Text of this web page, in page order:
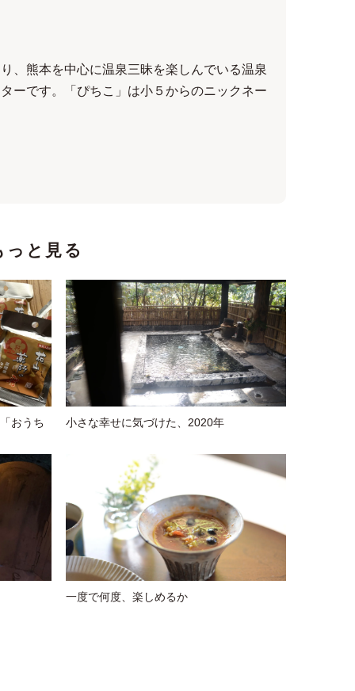
、熊本を中心に温泉三昧を楽しんでいる温泉
ーです。「ぴちこ」は小５からのニックネー
っと見る
おうち 小さな幸せに気づけた、2020年
一度で何度、楽しめるか